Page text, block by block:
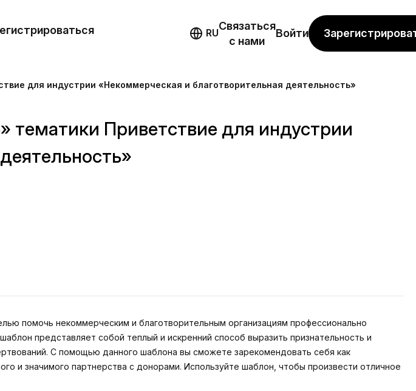
RU
Связаться
с нами
Войти
для индустрии «Некоммерческая и благотворительная деятельность»
тематики Приветствие для индустрии
помочь некоммерческим и благотворительным организациям профессионально
представляет собой теплый и искренний способ выразить признательность и
С помощью данного шаблона вы сможете зарекомендовать себя как
и значимого партнерства с донорами. Используйте шаблон, чтобы произвести отличное